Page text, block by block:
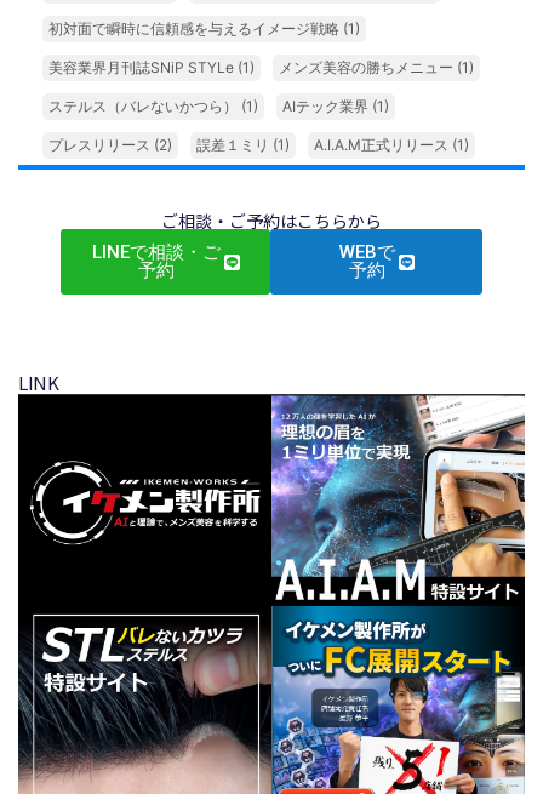
初対面で瞬時に信頼感を与えるイメージ戦略 (1)
美容業界月刊誌SNiP STYLe (1) メンズ美容の勝ちメニュー (1)
ステルス（バレないかつら） (1) AIテック業界 (1)
プレスリリース (2) 誤差１ミリ (1) A.I.A.M正式リリース (1)
ご相談・ご予約はこちらから
LINEで相談・ご
予約
WEBで
予約
LINK